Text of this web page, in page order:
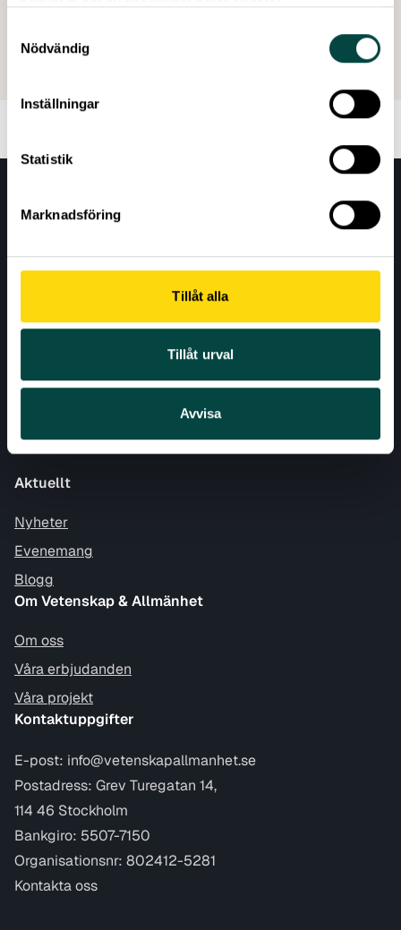
Nödvändig
Inställningar
Statistik
Marknadsföring
Tillåt alla
Tillåt urval
Avvisa
VÅRA EXPERTOMRÅDEN
OM VETENSKAP & ALLMÄNHET
Aktuellt
Nyheter
Evenemang
Blogg
Om Vetenskap & Allmänhet
Om oss
Våra erbjudanden
Våra projekt
Kontaktuppgifter
E-post: info@vetenskapallmanhet.se
Postadress: Grev Turegatan 14,
114 46 Stockholm
Bankgiro: 5507-7150
Organisationsnr: 802412-5281
Kontakta oss